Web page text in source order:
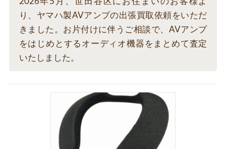
り、ヤマハ製AVアンプの出張買取依頼をいただ
きました。お片付けに伴うご相談で、AVアンプ
をはじめとするオーディオ機器をまとめて査定
いたしました。